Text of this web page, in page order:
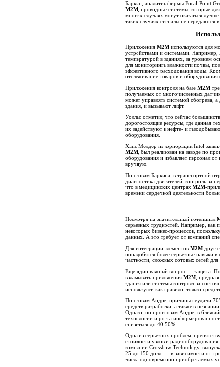
Баркин, аналитик фирмы Focal-Point
M2M, проводные системы, которые
многих случаях могут оказаться
таких случаях сигналы не передаются
Приложения M2Mиспользуются для
устройствами и системами. Например,
температурой в зданиях, за уровнем
для мониторинга влажности почвы,
эффективного расходования воды.
отслеживание товаров и
Приложения контроля на базе M2M
получаемых от многочисленных
может управлять системой обогрева,
здания, и вызывают лифт.
Уоллас отметил, что сейчас
дорогостоящие ресурсы, где данная
их задействуют в нефте- и
оборудования.
Ханс Мелдер из корпорации Intel
M2M, был реализован на заводе по
оборудования и избавляет персонал
вручную.
По словам Баркина, в транспортной
диагностика двигателей, контроль
что в медицинских центрах M2M-
времени сердечной деятельности
Несмотря на значительный потенциал
серь­езных трудностей. Например, как
некоторых бизнес-процессов,
данных. А это требует от компаний
Для интеграции элементов M2Mдруг с
понадобятся более серьезные навыки
частности, сложных сотовых сетей для
Еще один важный вопрос — защита.
взламывать приложения M2M,
здания или системы контроля за
используют, как правило, только
По словам Андре, причины неудачи
средств разработки, а также в
Однако, по прогнозам Андре, в
технологии и роста
снизиться до 40-50%.
Одна из серьезных проблем,
стоимости узлов и
компании Crossbow Technology,
25 до 150 долл. — в зависимости от
числа одновременно приобретаемых